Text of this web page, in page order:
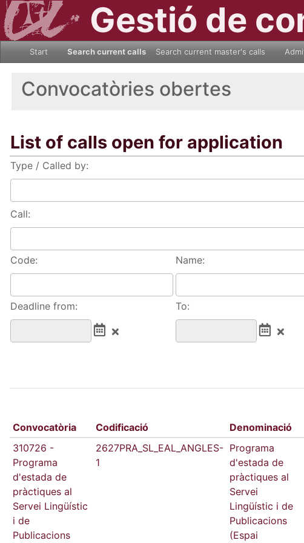
Gestió de
Start Search current calls Search current master's calls
Convocatòries obertes
List of calls open for application
Type / Called by:
Call:
Code: Name:
Deadline from: To:
Convocatòria Codificació Denominació
310726 -
Programa
d'estada de
pràctiques al
Servei Lingüístic
i de
Publicacions
2627PRA_SL_EAL_ANGLES-
1
Programa
d'estada de
pràctiques al
Servei
Lingüístic i de
Publicacions
(Espai